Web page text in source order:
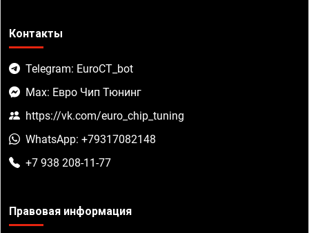
Контакты
Telegram: EuroCT_bot
Max: Евро Чип Тюнинг
https://vk.com/euro_chip_tuning
WhatsApp: +79317082148
+7 938 208-11-77
Правовая информация